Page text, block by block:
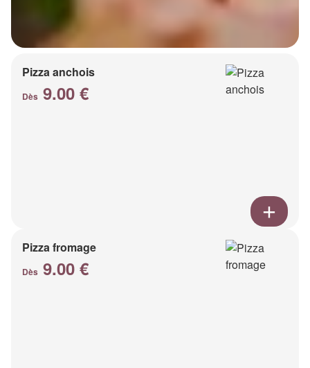
Pizza anchois
Dès 9.00 €
Pizza fromage
Dès 9.00 €